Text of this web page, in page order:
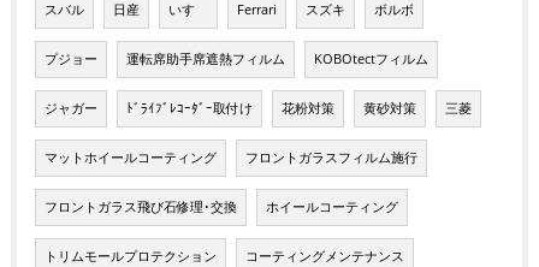
スバル 日産 いすゞ Ferrari スズキ ボルボ
プジョー 運転席助手席遮熱フィルム KOBOtectフィルム
ジャガー ﾄﾞﾗｲﾌﾞﾚｺｰﾀﾞｰ取付け 花粉対策 黄砂対策 三菱
マットホイールコーティング フロントガラスフィルム施行
フロントガラス飛び石修理･交換 ホイールコーティング
トリムモールプロテクション コーティングメンテナンス